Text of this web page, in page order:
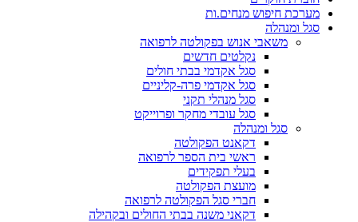
מערכת חיפוש מנחים.ות
סגל ומנהלה
משאבי אנוש בפקולטה לרפואה
נקלטים חדשים
סגל אקדמי בבתי חולים
סגל אקדמי פרה-קליניים
סגל מנהלי תקני
סגל עובדי מחקר ופרוייקט
סגל ומנהלה
דקאנט הפקולטה
ראשי בית הספר לרפואה
בעלי תפקידים
מועצת הפקולטה
חברי סגל הפקולטה לרפואה
דקאני משנה בבתי החולים ובקהילה